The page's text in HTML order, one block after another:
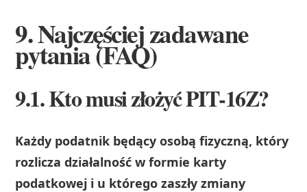
9. Najczęściej zadawane
pytania (FAQ)
9.1. Kto musi złożyć PIT‑16Z?
Każdy podatnik będący osobą fizyczną, który
rozlicza działalność w formie karty
podatkowej i u którego zaszły zmiany